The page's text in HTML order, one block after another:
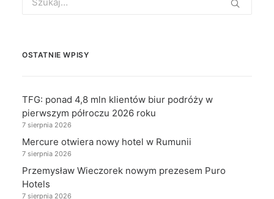
for:
OSTATNIE WPISY
TFG: ponad 4,8 mln klientów biur podróży w
pierwszym półroczu 2026 roku
7 sierpnia 2026
Mercure otwiera nowy hotel w Rumunii
7 sierpnia 2026
Przemysław Wieczorek nowym prezesem Puro
Hotels
7 sierpnia 2026